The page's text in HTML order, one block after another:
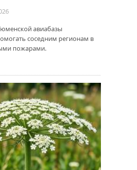
авиабазы
соседним регионам в
пожарами.